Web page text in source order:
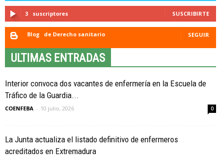
3 suscriptores SUSCRIBIRTE
Blog de Derecho sanitario SEGUIR
ULTIMAS ENTRADAS
Interior convoca dos vacantes de enfermería en la Escuela de
Tráfico de la Guardia...
COENFEBA - 10 julio, 2026 0
La Junta actualiza el listado definitivo de enfermeros
acreditados en Extremadura